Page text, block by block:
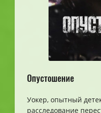
Опустошение
Уокер, опытный
расследование